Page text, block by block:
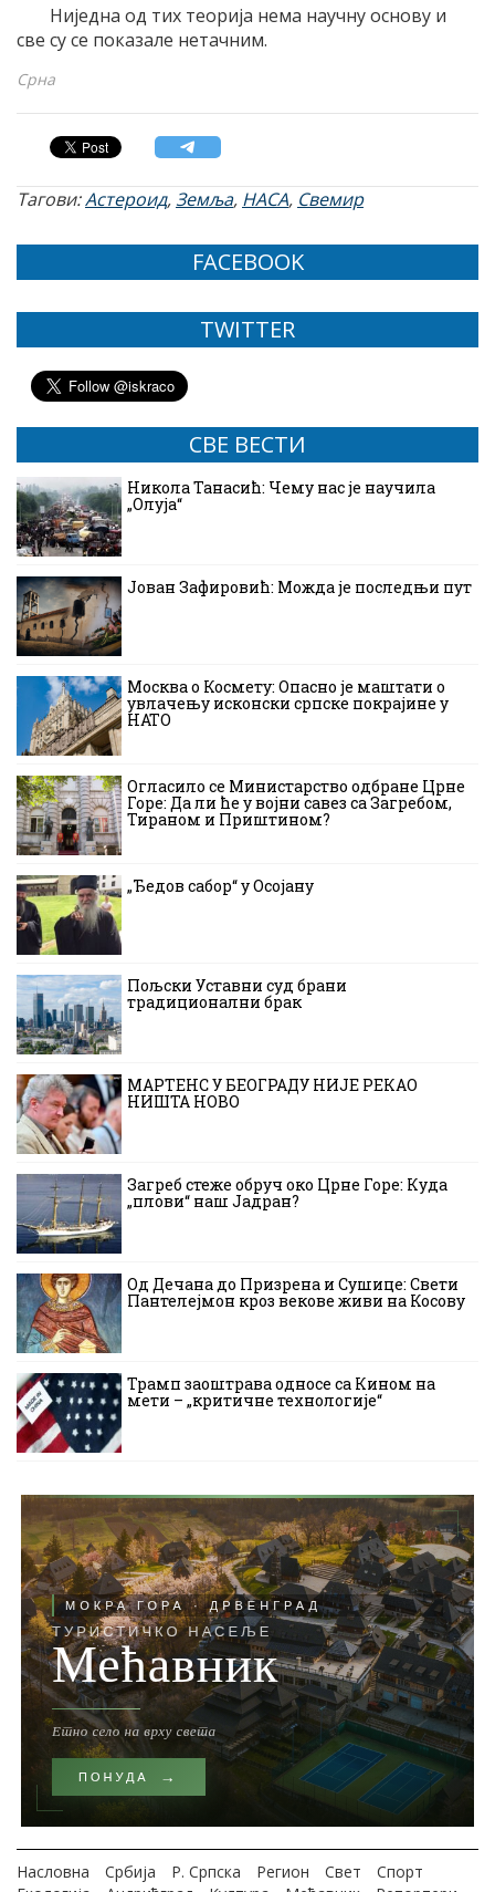
Ниједна од тих теорија нема научну основу и
све су се показале нетачним.
Срна
Тагови:Астероид,Земља, НАСА, Свемир
FACEBOOK
TWITTER
СВЕ ВЕСТИ
Никола Танасић: Чему нас је научила
„Олуја“
Јован Зафировић: Можда је последњи пут
Москва о Космету: Опасно је маштати о
увлачењу исконски српске покрајине у
НАТО
Огласило се Министарство одбране Црне
Горе: Да ли ће у војни савез са Загребом,
Тираном и Приштином?
„Ђедов сабор“ у Осојану
Пољски Уставни суд брани
традиционални брак
МАРТЕНС У БЕОГРАДУ НИЈЕ РЕКАО
НИШТА НОВО
Загреб стеже обруч око Црне Горе: Куда
„плови“ наш Јадран?
Од Дечана до Призрена и Сушице: Свети
Пантелејмон кроз векове живи на Косову
Трамп заоштрава односе са Кином на
мети – „критичне технологије“
Насловна Србија Р. Српска Регион Свет
Спорт